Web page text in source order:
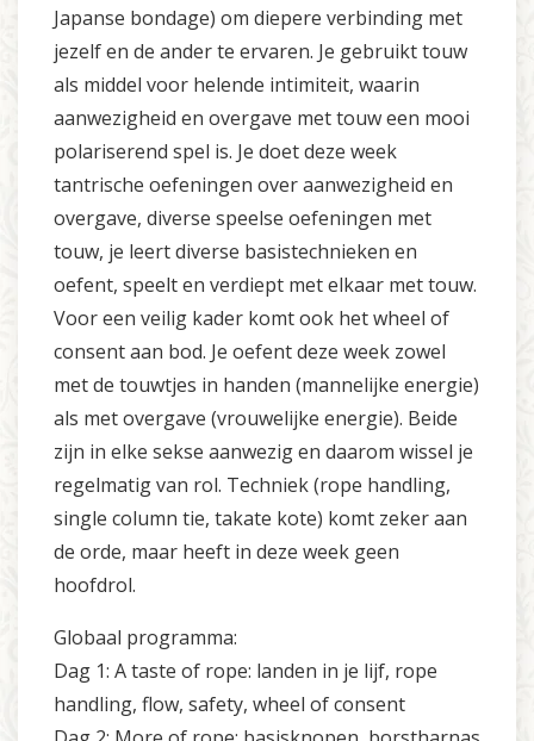
Japanse bondage) om diepere verbinding met
jezelf en de ander te ervaren. Je gebruikt touw
als middel voor helende intimiteit, waarin
aanwezigheid en overgave met touw een mooi
polariserend spel is. Je doet deze week
tantrische oefeningen over aanwezigheid en
overgave, diverse speelse oefeningen met
touw, je leert diverse basistechnieken en
oefent, speelt en verdiept met elkaar met touw.
Voor een veilig kader komt ook het wheel of
consent aan bod. Je oefent deze week zowel
met de touwtjes in handen (mannelijke energie)
als met overgave (vrouwelijke energie). Beide
zijn in elke sekse aanwezig en daarom wissel je
regelmatig van rol. Techniek (rope handling,
single column tie, takate kote) komt zeker aan
de orde, maar heeft in deze week geen
hoofdrol.
Globaal programma:
Dag 1: A taste of rope: landen in je lijf, rope
handling, flow, safety, wheel of consent